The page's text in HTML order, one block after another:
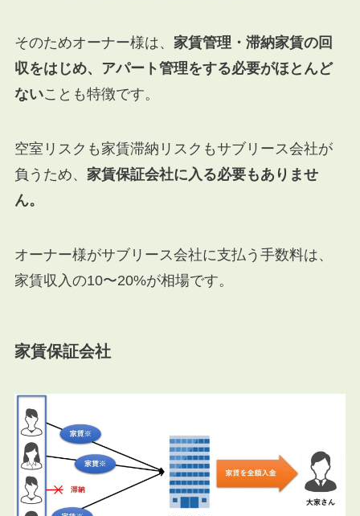
そのためオーナー様は、 家賃管理・滞納家賃の回
収をはじめ、アパート管理をする必要がほとんど
ないことも特徴です。
空室リスクも家賃滞納リスクもサブリース会社が
負うため、 家賃保証会社に入る必要もありませ
ん。
オーナー様がサブリース会社に支払う手数料は、
家賃収入の10〜20%が相場です。
家賃保証会社